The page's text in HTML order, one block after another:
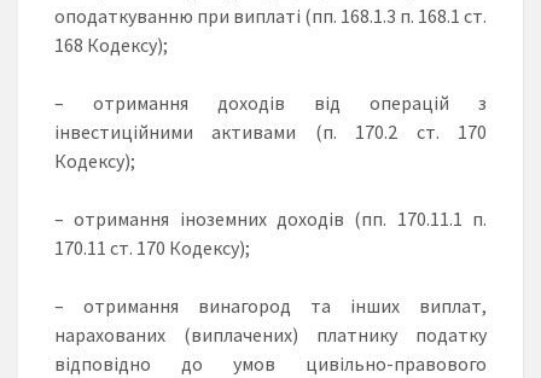
оподаткуванню при виплаті (пп. 168.1.3 п. 168.1 ст.
168 Кодексу);
– отримання доходів від операцій з
інвестиційними активами (п. 170.2 ст. 170
Кодексу);
– отримання іноземних доходів (пп. 170.11.1 п.
170.11 ст. 170 Кодексу);
– отримання винагород та інших виплат,
нарахованих (виплачених) платнику податку
відповідно до умов цивільно-правового